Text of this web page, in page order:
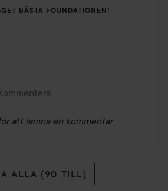
BÄSTA FOUNDATIONEN!
att lämna en kommentar
ALLA (90 TILL)